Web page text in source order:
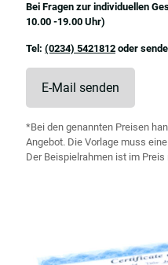
Bei Fragen zur individuellen
10.00 -19.00 Uhr)
Tel: (0234) 5421812 oder
E-Mail senden
*Bei den genannten Preisen
Angebot. Die Vorlage muss
Der Beispielrahmen ist im